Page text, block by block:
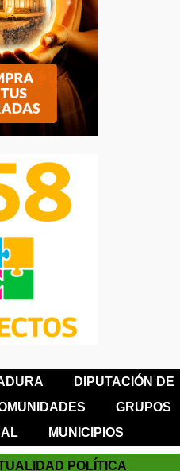
DIPUTACIÓN DE
GRUPOS
MUNICIPIOS
POLÍTICA